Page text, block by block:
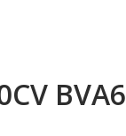
BVA6